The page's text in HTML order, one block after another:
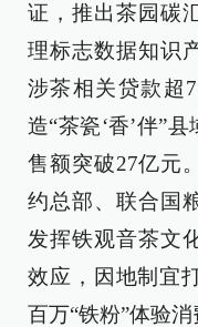
证，推出茶园碳
理标志数据知识
涉茶相关贷款超
造“茶瓷‘香’伴”
售额突破27亿元
约总部、联合国
发挥铁观音茶文
效应，因地制宜
百万“铁粉”体验消